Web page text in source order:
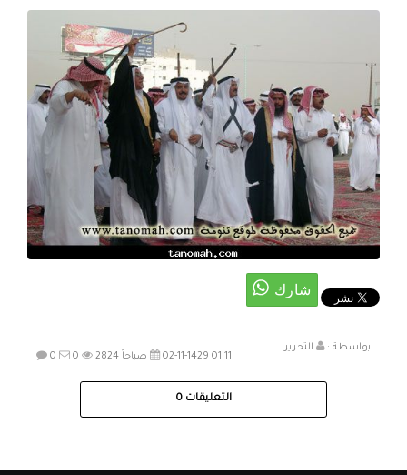
بواسطة :
التحرير
02-11-1429 01:11 صباحاً
0 0 2824
التعليقات 0